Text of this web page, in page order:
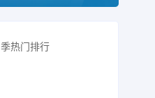
季热门排行